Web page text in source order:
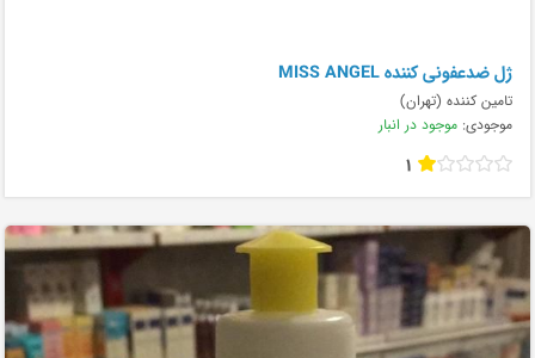
ژل ضدعفونی کننده MISS ANGEL
تامین کننده (تهران)
موجودی: موجود در انبار
1